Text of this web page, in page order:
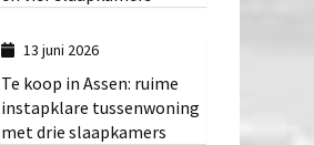
13 juni 2026
Te koop in Assen: ruime
instapklare tussenwoning
met drie slaapkamers